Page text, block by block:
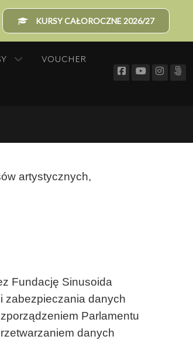
KURSY CAŁOROCZNE 2026/27
VOUCHER
artystycznych,
Fundację Sinusoida
zabezpieczania danych
Parlamentu
danych